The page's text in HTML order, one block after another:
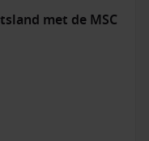
met de MSC